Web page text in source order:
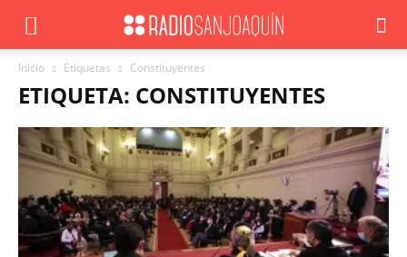
Inicio Etiquetas Constituyentes
ETIQUETA: CONSTITUYENTES